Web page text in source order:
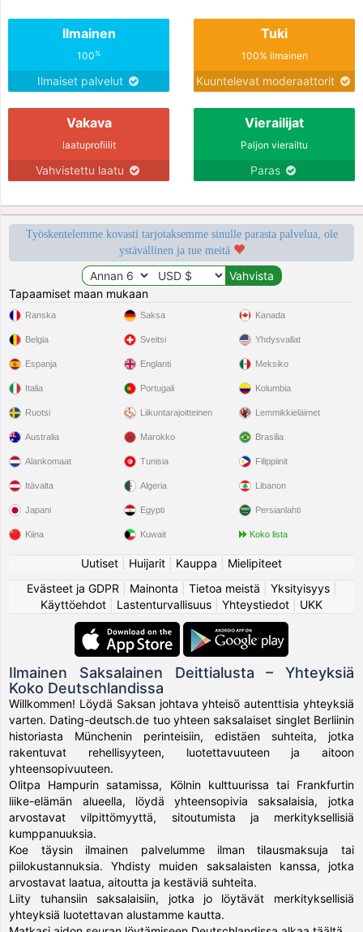
Ilmainen
100%
Ilmaiset palvelut
Tuki
100% ilmainen
Kuuntelevat moderaattorit
Vakava
laatuprofiilit
Vahvistettu laatu
Vierailijat
Paljon vierailtu
Paras
Työskentelemme kovasti tarjotaksemme sinulle parasta palvelua, ole
ystävällinen ja tue meitä
Tapaamiset maan mukaan
Ranska
Belgia
Espanja
Italia
Ruotsi
Saksa
Sveitsi
Englanti
Portugali
Liikuntarajoitteinen
Kanada
Yhdysvallat
Meksiko
Kolumbia
Lemmikkieläimet
Australia
Alankomaat
Itävalta
Japani
Kiina
Marokko
Tunisia
Algeria
Egypti
Kuwait
Brasilia
Filippiinit
Libanon
Persianlahti
Koko lista
Uutiset Huijarit Kauppa
Mielipiteet
Evästeet ja GDPR
Mainonta Tietoa meistä Yksityisyys|
Käyttöehdot
Lastenturvallisuus Yhteystiedot UKK
Ilmainen Saksalainen Deittialusta – Yhteyksiä
Koko Deutschlandissa
Willkommen! Löydä Saksan johtava yhteisö autenttisia yhteyksiä
varten. Dating-deutsch.de tuo yhteen saksalaiset singlet Berliinin
historiasta Münchenin perinteisiin, edistäen suhteita, jotka
rakentuvat rehellisyyteen, luotettavuuteen ja aitoon
yhteensopivuuteen.
Olitpa Hampurin satamissa, Kölnin kulttuurissa tai Frankfurtin
liike-elämän alueella, löydä yhteensopivia saksalaisia, jotka
arvostavat vilpittömyyttä, sitoutumista ja merkityksellisiä
kumppanuuksia.
Koe täysin ilmainen palvelumme ilman tilausmaksuja tai
piilokustannuksia. Yhdisty muiden saksalaisten kanssa, jotka
arvostavat laatua, aitoutta ja kestäviä suhteita.
Liity tuhansiin saksalaisiin, jotka jo löytävät merkityksellisiä
yhteyksiä luotettavan alustamme kautta.